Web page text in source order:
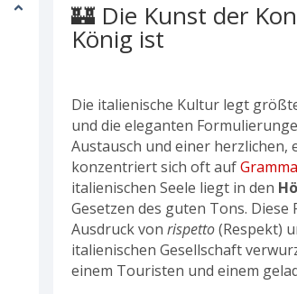
🏰 Die Kunst der
König ist
Die italienische Kultur legt
und die eleganten
Austausch und einer herzlichen,
konzentriert sich oft auf
italienischen Seele liegt in den
Gesetzen des guten Tons.
Ausdruck vonrispetto(Respekt)
italienischen Gesellschaft
einem Touristen und einem